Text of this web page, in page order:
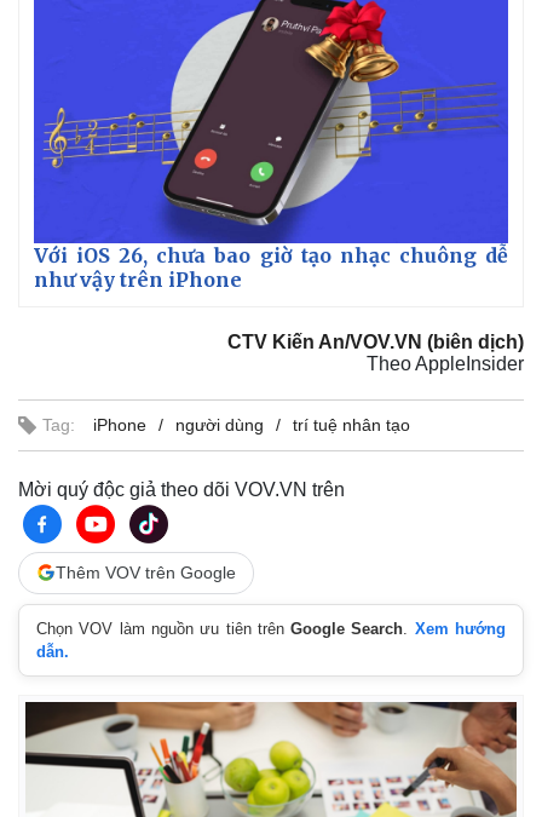
Với iOS 26, chưa bao giờ tạo nhạc chuông dễ
như vậy trên iPhone
CTV Kiến An/VOV.VN (biên dịch)
Theo AppleInsider
Tag: iPhone người dùng trí tuệ nhân tạo
Mời quý độc giả theo dõi VOV.VN trên
Thêm VOV trên Google
Chọn VOV làm nguồn ưu tiên trênGoogle Search
Xem hướng
dẫn.